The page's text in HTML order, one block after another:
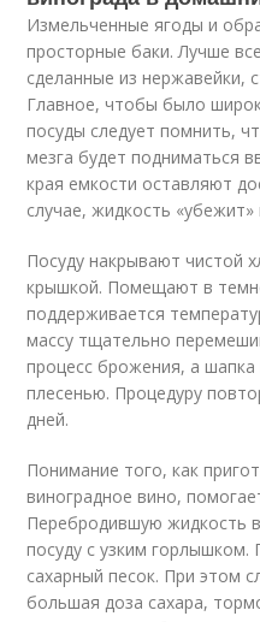
Измельченные ягоды и
просторные баки. Лучше
сделанные из нержавейки,
Главное, чтобы было
посуды следует помнить,
мезга будет подниматься
края емкости оставляют
случае, жидкость «убежит»
Посуду накрывают чистой
крышкой. Помещают в
поддерживается
массу тщательно
процесс брожения, а шапка
плесенью. Процедуру
дней.
Понимание того, как
виноградное вино,
Перебродившую жидкость
посуду с узким
сахарный песок. При этом
большая доза сахара,